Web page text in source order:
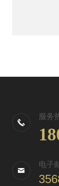
服务
电子